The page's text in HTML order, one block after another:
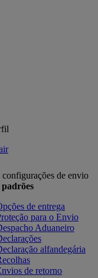
de envio
de entrega
para o Envio
Aduaneiro
alfandegária
de retorno